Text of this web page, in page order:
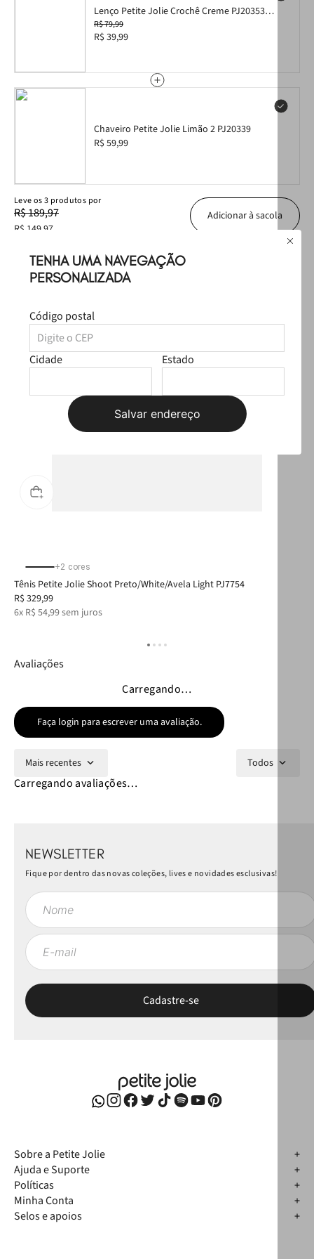
TENHA UMA NAVEGAÇÃO
PERSONALIZADA
Código postal
Cidade Estado
Salvar endereço
• Design fashion que personaliza e valoriza qualquer look
• Perfeito para uso diário, em bolsas, mochilas e acessórios
Lenço Petite Jolie Crochê Creme PJ20353
Lenço Petite Jolie Creme PJ20353
R$ 79,99
R$ 39,99
Chaveiro Petite Jolie Limão 2 PJ20339
R$ 59,99
Leveos3 produtos por
R$ 189,97
R$ 149,97
Adicionar à sacola
Produtos Sugeridos
+2 cores
Tênis Petite Jolie Shoot Preto/White/Avela Light PJ7754
R$ 329,99
6x R$ 54,99sem juros
Avaliações
Carregando…
Faça login para escrever uma avaliação.
Mais recentes Todos
Carregando avaliações…
NEWSLETTER
Fique por dentro das novas coleções, lives e novidades esclusivas!
Sobre a Petite Jolie
Ajuda e Suporte
Políticas
Minha Conta
Selos e apoios